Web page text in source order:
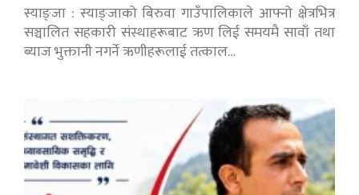
स्याङ्जा : स्याङ्जाको बिरुवा गाउँपालिकाले आफ्नो क्षेत्रभित्र
सञ्चालित सहकारी संस्थाहरूबाट ऋण लिई समयमै सावाँ तथा
ब्याज भुक्तानी नगर्ने ऋणीहरूलाई तत्काल…